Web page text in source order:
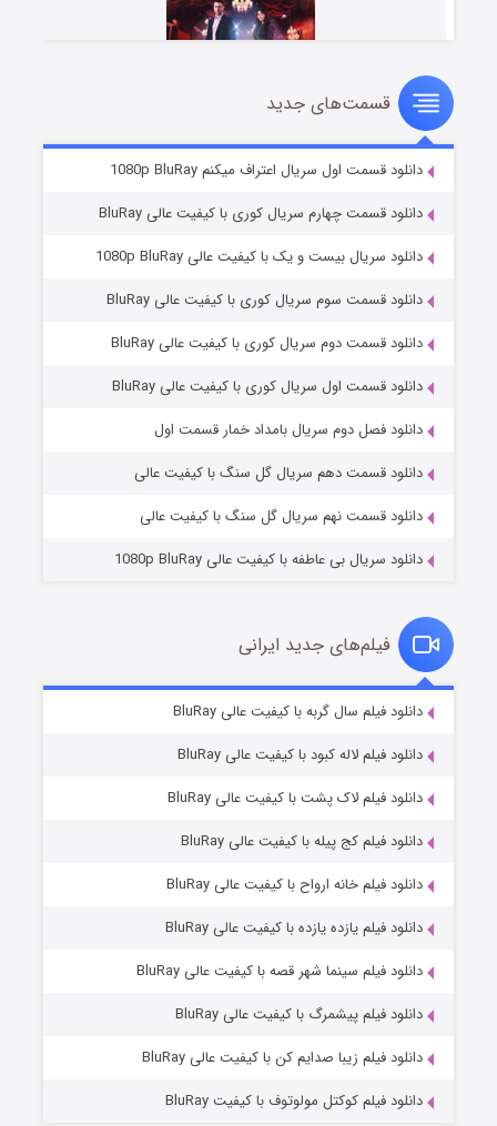
سریال زشت
قسمت۲ (زیرنویس) منتشر شد
مردگان متحرک: شهر مرده ۳
قسمت۲ (زیرنویس) منتشر شد
قسمت۷ (زیرنویس) منتشر شد
قسمت‌های جدید
دانلود قسمت اول سریال اعتراف میکنم 1080p BluRay
دانلود قسمت چهارم سریال کوری با کیفیت عالی BluRay
دانلود سریال بیست و یک با کیفیت عالی 1080p BluRay
دانلود قسمت سوم سریال کوری با کیفیت عالی BluRay
دانلود قسمت دوم سریال کوری با کیفیت عالی BluRay
دانلود قسمت اول سریال کوری با کیفیت عالی BluRay
دانلود فصل دوم سریال بامداد خمار قسمت اول
دانلود قسمت دهم سریال گل سنگ با کیفیت عالی
دانلود قسمت نهم سریال گل سنگ با کیفیت عالی
دانلود سریال بی عاطفه با کیفیت عالی 1080p BluRay
فیلم‌های جدید ایرانی
دانلود فیلم سال گربه با کیفیت عالی BluRay
دانلود فیلم لاله کبود با کیفیت عالی BluRay
دانلود فیلم لاک پشت با کیفیت عالی BluRay
دانلود فیلم کج‌ پیله با کیفیت عالی BluRay
دانلود فیلم خانه ارواح با کیفیت عالی BluRay
دانلود فیلم یازده یازده با کیفیت عالی BluRay
دانلود فیلم سینما شهر قصه با کیفیت عالی BluRay
دانلود فیلم پیشمرگ با کیفیت عالی BluRay
دانلود فیلم زیبا صدایم کن با کیفیت عالی BluRay
دانلود فیلم کوکتل مولوتوف با کیفیت BluRay